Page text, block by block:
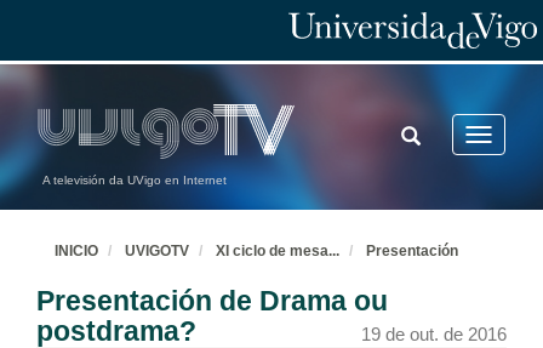
A televisión da UVigo en Internet
Toggle
TOGGLE
SEARCH
INICIO UVIGOTV XI ciclo de mesa... Presentación
Presentación de Drama ou
postdrama?
19 de out. de 2016